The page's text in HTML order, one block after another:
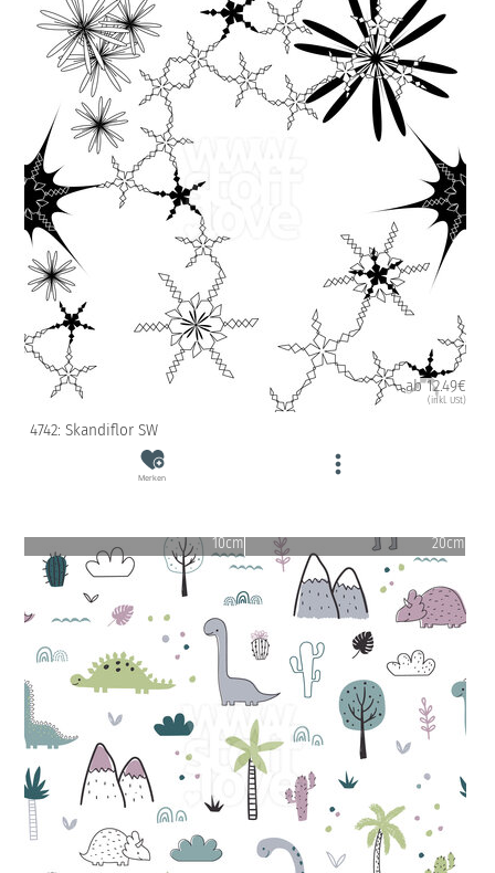
ab 12.49€
(inkl. USt)
4742: Skandiflor SW
Merken
10cm 20cm